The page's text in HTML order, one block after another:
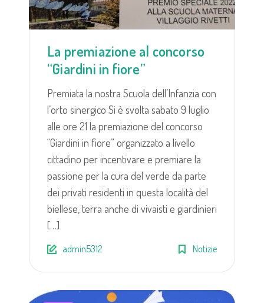
La premiazione al concorso
“Giardini in fiore”
Premiata la nostra Scuola dell’Infanzia con
l’orto sinergico Si è svolta sabato 9 luglio
alle ore 21 la premiazione del concorso
“Giardini in fiore” organizzato a livello
cittadino per incentivare e premiare la
passione per la cura del verde da parte
dei privati residenti in questa località del
biellese, terra anche di vivaisti e giardinieri
[…]
admin5312 Notizie